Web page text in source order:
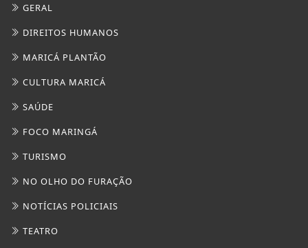
GERAL
DIREITOS HUMANOS
MARICÁ PLANTÃO
CULTURA MARICÁ
SAÚDE
FOCO MARINGÁ
TURISMO
NO OLHO DO FURAÇÃO
NOTÍCIAS POLICIAIS
TEATRO